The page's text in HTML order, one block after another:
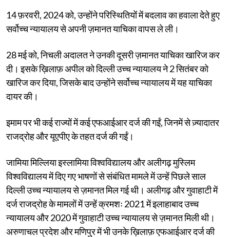
14 फ़रवरी, 2024 को, उन्होंने परिस्थितियों में बदलाव का हवाला देते हुए
सर्वोच्च न्यायालय से अपनी ज़मानत याचिका वापस ले ली।
28 मई को, निचली अदालत ने उनकी दूसरी ज़मानत याचिका खारिज कर
दी। इसके ख़िलाफ़ अपील को दिल्ली उच्च न्यायालय ने 2 सितंबर को
खारिज कर दिया, जिसके बाद उन्होंने सर्वोच्च न्यायालय में यह याचिका
दायर की।
इमाम पर भी कई राज्यों में कई एफआईआर दर्ज की गईं, जिनमें से ज़्यादातर
राजद्रोह और यूएपीए के तहत दर्ज की गईं।
जामिया मिल्लिया इस्लामिया विश्वविद्यालय और अलीगढ़ मुस्लिम
विश्वविद्यालय में दिए गए भाषणों से संबंधित मामले में उन्हें पिछले साल
दिल्ली उच्च न्यायालय से ज़मानत मिल गई थी। अलीगढ़ और गुवाहाटी में
दर्ज राजद्रोह के मामलों में उन्हें क्रमशः 2021 में इलाहाबाद उच्च
न्यायालय और 2020 में गुवाहाटी उच्च न्यायालय से ज़मानत मिली थी।
अरुणाचल प्रदेश और मणिपुर में भी उनके ख़िलाफ़ एफआईआर दर्ज की